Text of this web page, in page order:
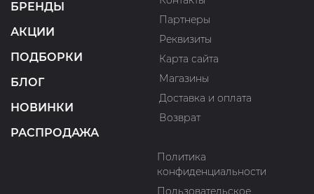
БРЕНДЫ
АКЦИИ
ПОДБОРКИ
БЛОГ
НОВИНКИ
РАСПРОДАЖА
Партнеры
Реквизиты
Карта сайта
Магазины
Доставка и оплата
Возврат
Политика
конфиденциальности
Пользовательское